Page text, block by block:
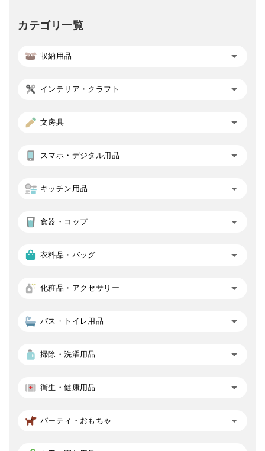
カテゴリ一覧
収納用品
インテリア・クラフト
文房具
スマホ・デジタル用品
キッチン用品
食器・コップ
衣料品・バッグ
化粧品・アクセサリー
バス・トイレ用品
掃除・洗濯用品
衛生・健康用品
パーティ・おもちゃ